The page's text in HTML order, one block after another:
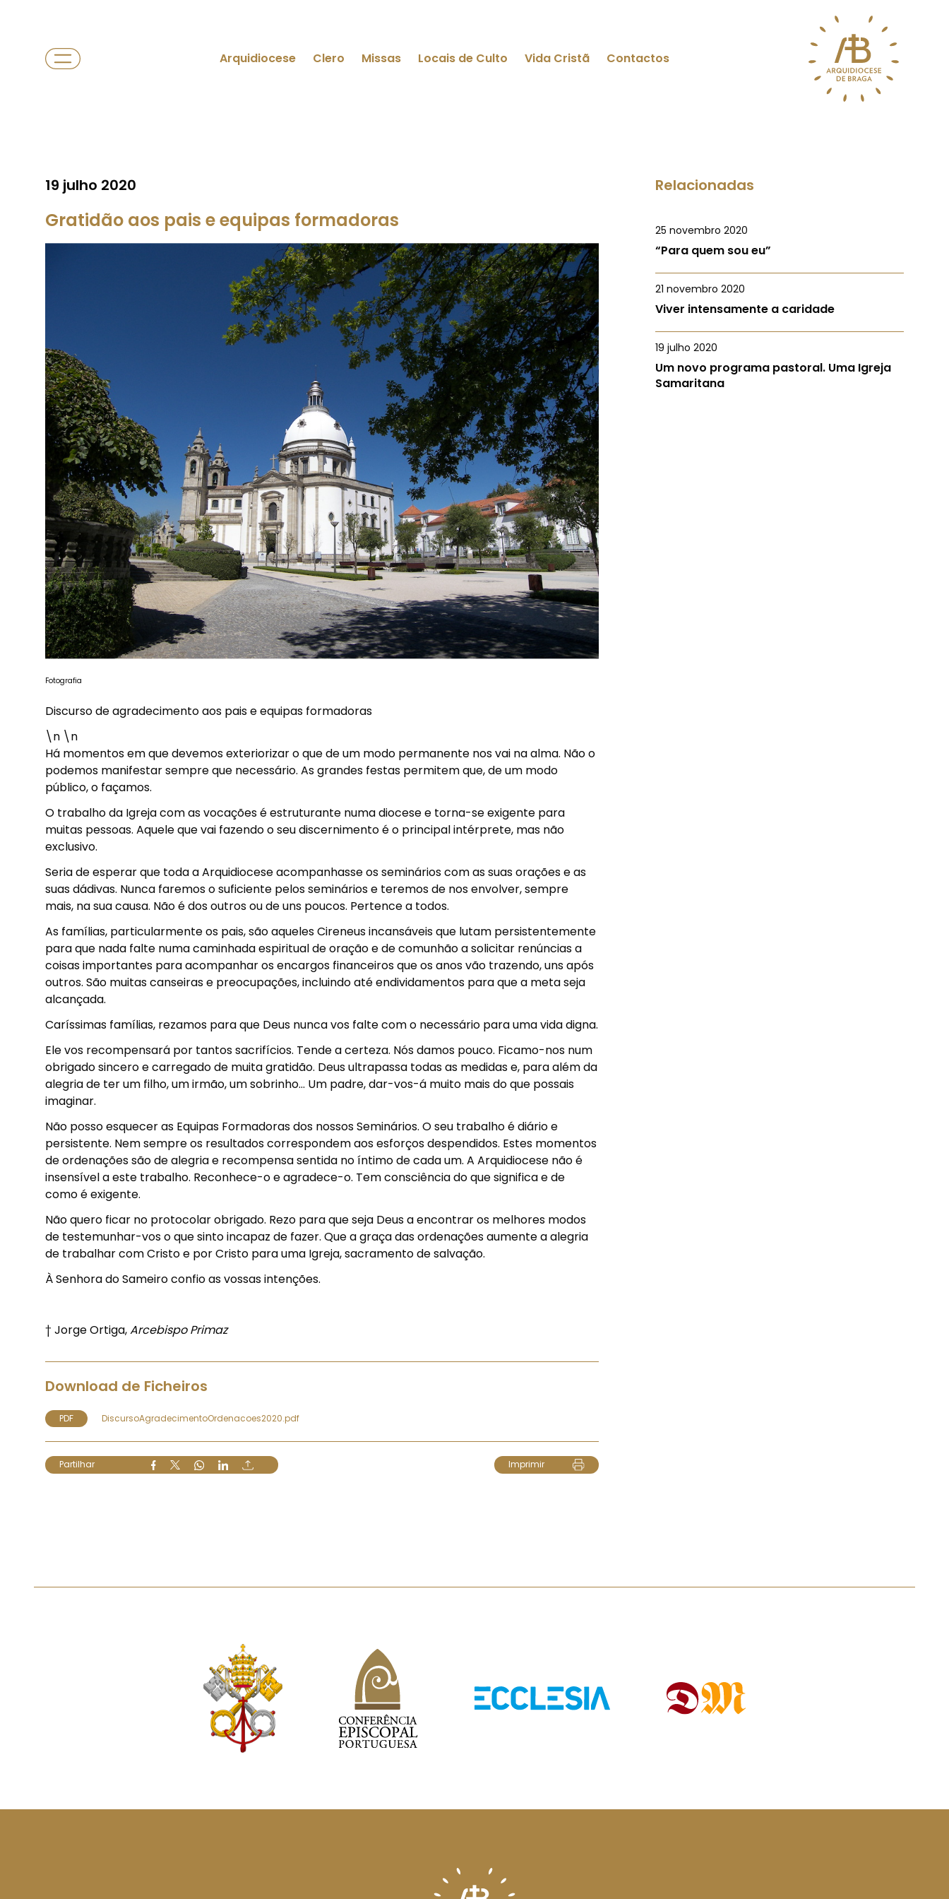
Arquidiocese Clero Missas Locais de Culto Vida Cristã Contactos
19 julho 2020
Gratidão aos pais e equipas formadoras
Fotografia
Discurso de agradecimento aos pais e equipas formadoras
\n \n
Há momentos em que devemos exteriorizar o que de um modo permanente nos vai na alma. Não o
podemos manifestar sempre que necessário. As grandes festas permitem que, de um modo
público, o façamos.
O trabalho da Igreja com as vocações é estruturante numa diocese e torna-se exigente para
muitas pessoas. Aquele que vai fazendo o seu discernimento é o principal intérprete, mas não
exclusivo.
Seria de esperar que toda a Arquidiocese acompanhasse os seminários com as suas orações e as
suas dádivas. Nunca faremos o suficiente pelos seminários e teremos de nos envolver, sempre
mais, na sua causa. Não é dos outros ou de uns poucos. Pertence a todos.
As famílias, particularmente os pais, são aqueles Cireneus incansáveis que lutam persistentemente
para que nada falte numa caminhada espiritual de oração e de comunhão a solicitar renúncias a
coisas importantes para acompanhar os encargos financeiros que os anos vão trazendo, uns após
outros. São muitas canseiras e preocupações, incluindo até endividamentos para que a meta seja
alcançada.
Caríssimas famílias, rezamos para que Deus nunca vos falte com o necessário para uma vida digna.
Ele vos recompensará por tantos sacrifícios. Tende a certeza. Nós damos pouco. Ficamo-nos num
obrigado sincero e carregado de muita gratidão. Deus ultrapassa todas as medidas e, para além da
alegria de ter um filho, um irmão, um sobrinho… Um padre, dar-vos-á muito mais do que possais
imaginar.
Não posso esquecer as Equipas Formadoras dos nossos Seminários. O seu trabalho é diário e
persistente. Nem sempre os resultados correspondem aos esforços despendidos. Estes momentos
de ordenações são de alegria e recompensa sentida no íntimo de cada um. A Arquidiocese não é
insensível a este trabalho. Reconhece-o e agradece-o. Tem consciência do que significa e de
como é exigente.
Não quero ficar no protocolar obrigado. Rezo para que seja Deus a encontrar os melhores modos
de testemunhar-vos o que sinto incapaz de fazer. Que a graça das ordenações aumente a alegria
de trabalhar com Cristo e por Cristo para uma Igreja, sacramento de salvação.
À Senhora do Sameiro confio as vossas intenções.
† Jorge Ortiga,Arcebispo Primaz
Download de Ficheiros
DiscursoAgradecimentoOrdenacoes2020.pdf
PDF
Partilhar Imprimir
Relacionadas
25 novembro 2020
“Para quem sou eu”
21 novembro 2020
Viver intensamente a caridade
19 julho 2020
Um novo programa pastoral. Uma Igreja
Samaritana